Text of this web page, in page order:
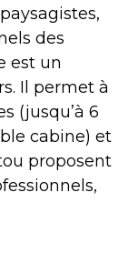
des
est un
Il permet à
(jusqu’à 6
cabine) et
proposent